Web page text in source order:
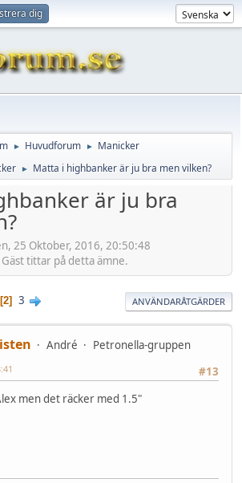
dig
► Huvudforum ► Manicker
► Matta i highbanker är ju bra men vilken?
är ju bra
25 Oktober, 2016, 20:50:48
tittar på detta ämne.
2 3 ANVÄNDARÅTGÄRDER
André
Petronella-gruppen
#13
men det räcker med 1.5"